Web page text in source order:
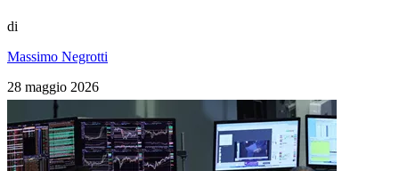
di
Massimo Negrotti
28 maggio 2026